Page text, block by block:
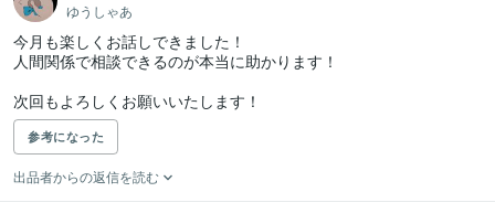
ゆうしゃあ
今月も楽しくお話しできました！
人間関係で相談できるのが本当に助かります！
次回もよろしくお願いいたします！
参考になった
出品者からの返信を読む